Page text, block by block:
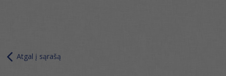
Atgal į sąrašą